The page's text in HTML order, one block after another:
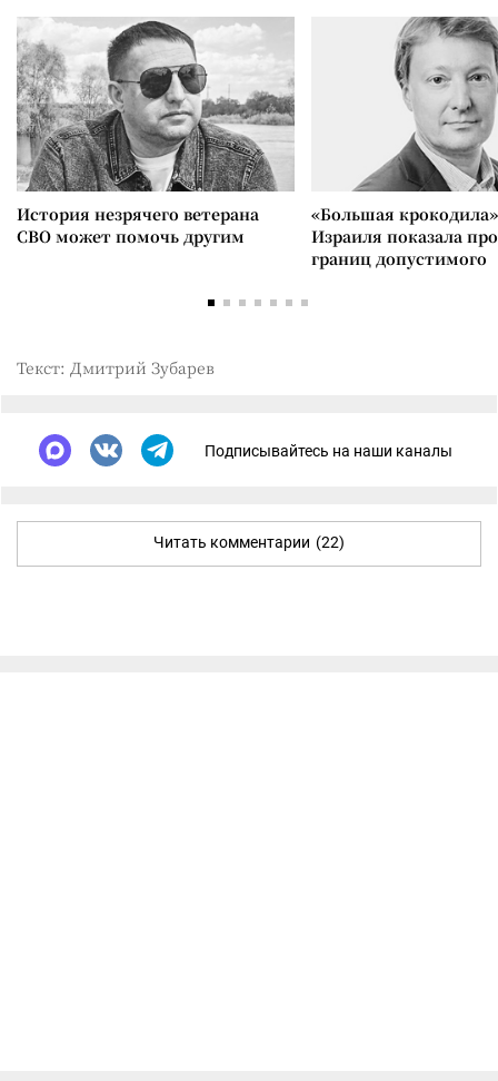
История незрячего ветерана
СВО может помочь другим
«Большая
Израиля показала
границ допустимого
Текст: Дмитрий Зубарев
Подписывайтесь на наши каналы
Читать комментарии (22)